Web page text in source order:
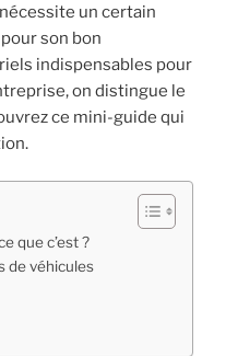
un certain
son bon
indispensables pour
on distingue le
ce mini-guide qui
que c’est ?
de véhicules